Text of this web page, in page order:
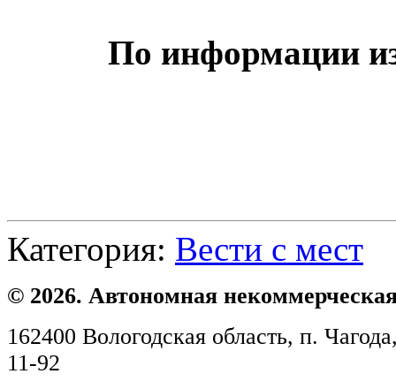
По информации
Категория: Вести с мест
© 2026. Автономная
162400 Вологодская область, п.
11-92